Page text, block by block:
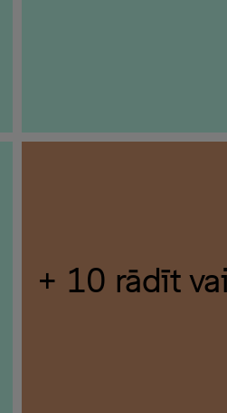
+ 10 rādīt